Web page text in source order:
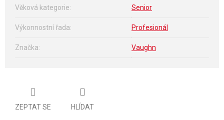
Věková kategorie: Senior
Výkonnostní řada: Profesionál
Značka: Vaughn
ZEPTAT SE HLÍDAT